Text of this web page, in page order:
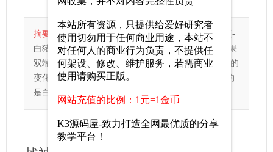
摘要：战神引擎传奇手游【烟雨战神一人一区第二版-
白猪7】最新整理Win系服务端+GM授权后台+安卓苹果
双端+详细搭建教程这2个版本功能方面没有什么特别的
变化，只是GM改成了1人1区，另外就是第二版使用的
是白...
本站所有资源，只提供给爱好研究者
使用切勿用于任何商业用途，本站不
对任何人的商业行为负责，不提供任
何架设、修改、维护服务，若需商业
使用请购买正版。
网站充值的比例：1元=1金币
K3源码屋-致力打造全网最优质的分享
教学平台！